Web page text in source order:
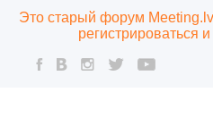
Это старый форум
регистрироваться